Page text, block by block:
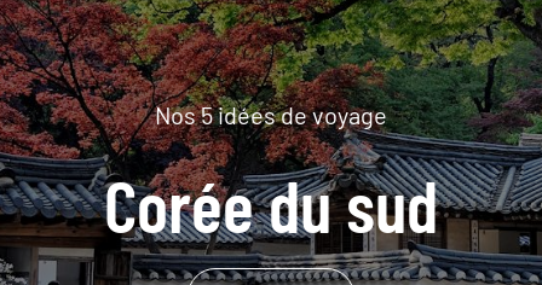
Nos 5 idées de voyage
Corée du sud